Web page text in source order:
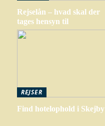
Rejselån – hvad skal der
tages hensyn til
REJSER
Find hotelophold i Skejby